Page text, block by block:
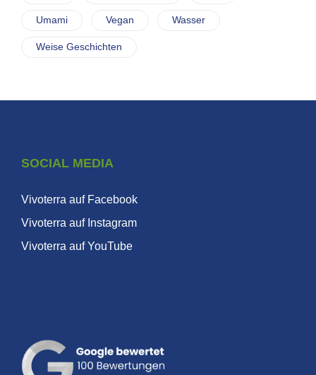
Umami Vegan Wasser
Weise Geschichten
SOCIAL MEDIA
Vivoterra auf Facebook
Vivoterra auf Instagram
Vivoterra auf YouTube